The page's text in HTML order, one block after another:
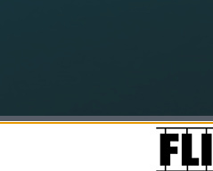
ένα τεράστιο φάσμα
αλλά και θεωρητικών